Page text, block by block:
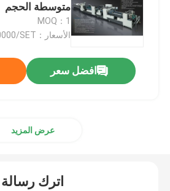
متوسطة الحجم
MOQ：1
الأسعار：USD 50000-100000/SET
افضل سعر
عرض المزيد
اترك رسالة